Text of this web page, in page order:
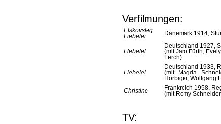
Verfilmungen:
Elskovsleg
Liebelei
Dänemark 1914,
Liebelei
Deutschland 1927,
(mit Jaro Fürth,
Lerch)
Liebelei
Deutschland 1933,
(mit Magda
Hörbiger, Wolfgang
Christine
Frankreich 1958,
(mit Romy
TV: